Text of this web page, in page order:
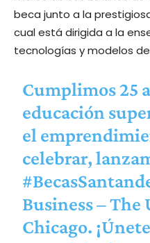
beca junto a la
cual está dirigida a la
tecnologías y modelos
Cumplimos 25
educación
el
celebrar,
Business –
Chicago.